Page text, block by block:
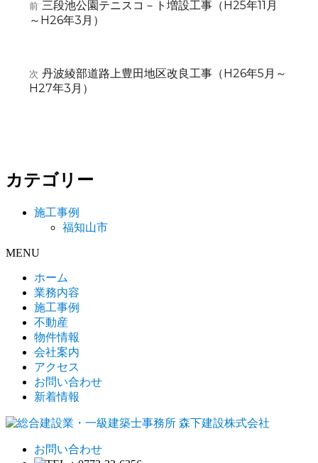
稿
ゲ
ン
前
前
の
三段池公園テニスコ－ト増設工事（H25年11月
～H26年3月）
次
次
の
丹波綾部道路上豊田地区改良工事（H26年5月～
H27年3月）
カテゴリー
施工事例
福知山市
MENU
ホーム
業務内容
施工事例
不動産
物件情報
会社案内
アクセス
お問い合わせ
新着情報
お問い合わせ